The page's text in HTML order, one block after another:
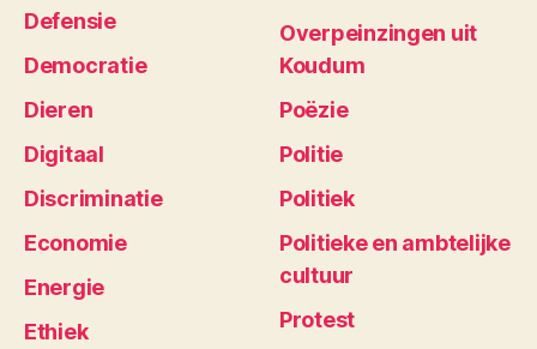
Defensie
Democratie
Dieren
Digitaal
Discriminatie
Economie
Energie
Ethiek
Overpeinzingen uit
Koudum
Poëzie
Politie
Politiek
Politieke en ambtelijke
cultuur
Protest